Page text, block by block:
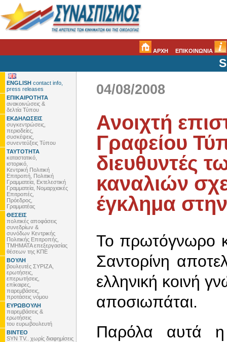
ΑΡΧΗ ΕΠΙΚΟΙΝΩΝΙΑ
ENGLISH contact info,
press releases
ΕΠΙΚΑΙΡΟΤΗΤΑ
ανακοινώσεις &
δελτία Τύπου
ΕΚΔΗΛΩΣΕΙΣ
συγκεντρώσεις,
περιοδείες,
συσκέψεις,
συνεντεύξεις Τύπου
ΤΑΥΤΟΤΗΤΑ
καταστατικό,
ιστορικό,
Κεντρική Πολιτική
Επιτροπή, Πολιτική
Γραμματεία, Εκτελεστική
Γραμματεία, Νομαρχιακές
Επιτροπές,
Πρόεδρος,
Γραμματέας
ΘΕΣΕΙΣ
πολιτικές αποφάσεις
συνεδρίων &
συνόδων Κεντρικής
Πολιτικής Επιτροπής,
ΤΜΗΜΑΤΑ επεξεργασίας
θέσεων της ΚΠΕ
ΒΟΥΛΗ
βουλευτές ΣΥΡΙΖΑ,
ερωτήσεις,
επερωτήσεις,
επίκαιρες,
παρεμβάσεις,
προτάσεις νόμου
ΕΥΡΩΒΟΥΛΗ
παρεμβάσεις &
ερωτήσεις
του ευρωβουλευτή
ΒΙΝΤΕΟ
SYN TV.. χωρίς διαφημίσεις
04/08/2008
Ανοιχτή
Γραφείου
διευθυντές
καναλιών
έγκλημα
Το πρωτόγνωρο
Σαντορίνη
ελληνική κοινή
αποσιωπάται.
Παρόλα αυτά η